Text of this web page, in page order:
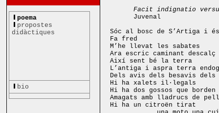
poema
propostes
didàctiques
bio
Facit indignatio
Juvenal
Sóc al bosc de S’Artiga i
Fa fred
M’he llevat les sabates
Ara escric caminant
Així sent bé la terra
L’antiga i aspra terra
Dels avis dels besavis dels
Hi ha xalets il·legals
Hi ha dos gossos que borden
Amagats amb lladrucs de
Hi ha un citroën tirat